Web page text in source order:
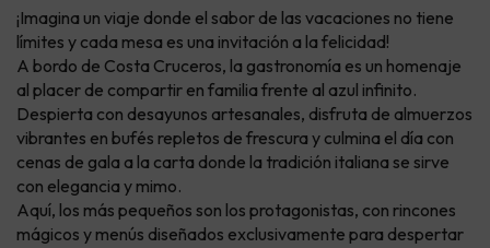
¡Imagina un viaje donde el sabor de las vacaciones no tiene
límites y cada mesa es una invitación a la felicidad!
A bordo de Costa Cruceros, la gastronomía es un homenaje
al placer de compartir en familia frente al azul infinito.
Despierta con desayunos artesanales, disfruta de almuerzos
vibrantes en bufés repletos de frescura y culmina el día con
cenas de gala a la carta donde la tradición italiana se sirve
con elegancia y mimo.
Aquí, los más pequeños son los protagonistas, con rincones
mágicos y menús diseñados exclusivamente para despertar